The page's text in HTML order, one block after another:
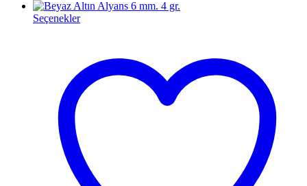
Seçenekler